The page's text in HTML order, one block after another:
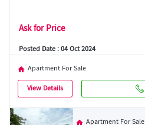
Ask for Price
Posted Date : 04 Oct 2024
Apartment For Sale
View Details
Apartment For Sale